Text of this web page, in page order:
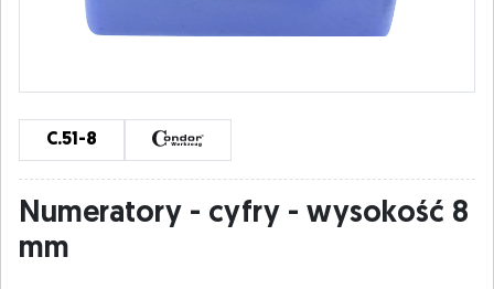
C.51-8
Numeratory - cyfry - wysokość 8
mm